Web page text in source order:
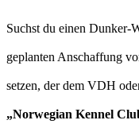
Suchst du einen Dunker-
geplanten Anschaffung
setzen, der dem VDH
„Norwegian Kennel